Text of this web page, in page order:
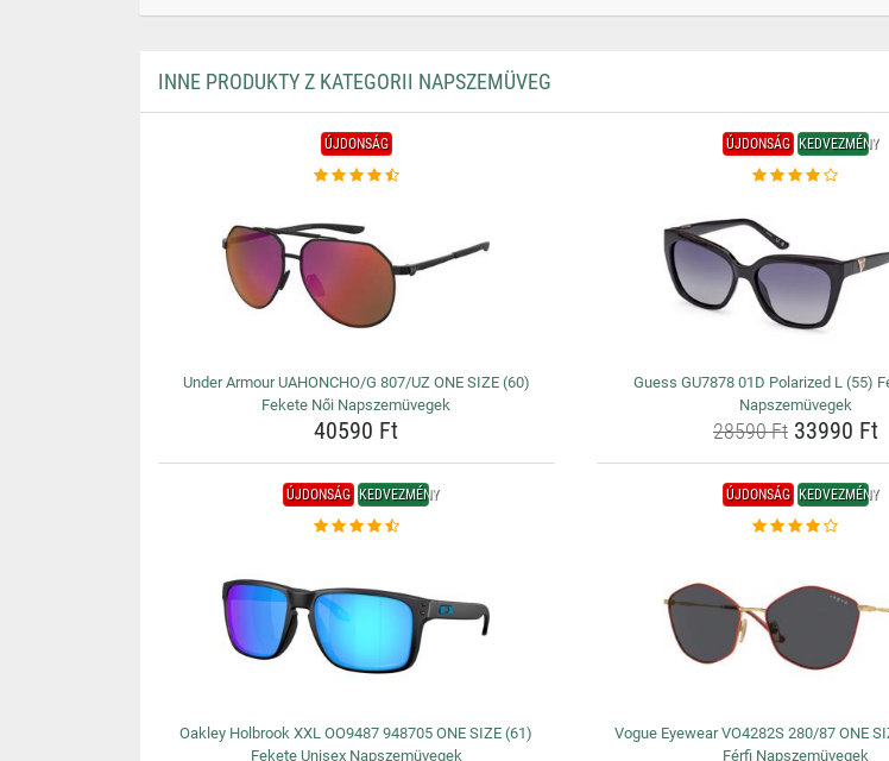
INNE PRODUKTY Z KATEGORII NAPSZEMÜVEG
ÚJDONSÁG
Under Armour UAHONCHO/G 807/UZ ONE SIZE (60)
Fekete Női Napszemüvegek
40590 Ft
ÚJDONSÁG KEDVEZMÉNY
Guess GU7878 01D Polarized L (55)
Napszemüvegek
28590 Ft33990 Ft
ÚJDONSÁG KEDVEZMÉNY
Oakley Holbrook XXL OO9487 948705 ONE SIZE (61)
Fekete Unisex Napszemüvegek
ÚJDONSÁG KEDVEZMÉNY
Vogue Eyewear VO4282S 280/87 ONE
Férfi Napszemüvegek